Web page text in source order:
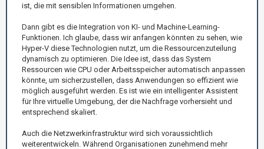
ist, die mit sensiblen Informationen umgehen.
Dann gibt es die Integration von KI- und Machine-Learning-
Funktionen. Ich glaube, dass wir anfangen könnten zu sehen, wie
Hyper-V diese Technologien nutzt, um die Ressourcenzuteilung
dynamisch zu optimieren. Die Idee ist, dass das System
Ressourcen wie CPU oder Arbeitsspeicher automatisch anpassen
könnte, um sicherzustellen, dass Anwendungen so effizient wie
möglich ausgeführt werden. Es ist wie ein intelligenter Assistent
für Ihre virtuelle Umgebung, der die Nachfrage vorhersieht und
entsprechend skaliert.
Auch die Netzwerkinfrastruktur wird sich voraussichtlich
weiterentwickeln. Während Organisationen zunehmend mehr